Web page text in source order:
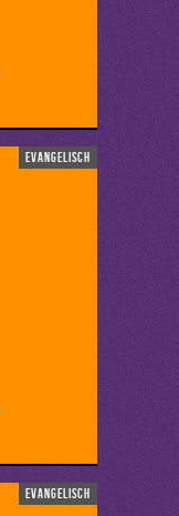
evangelisch
evangelisch